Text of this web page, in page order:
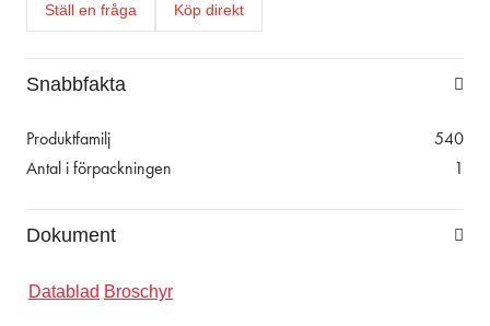
Ställ en fråga Köp direkt
Snabbfakta
Produktfamilj
540
Antal i förpackningen
1
Dokument
Datablad Broschyr